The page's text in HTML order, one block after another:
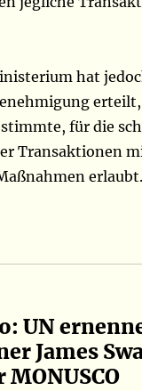
hat
erteilt,
für die
Transaktionen
erlaubt.
UN
James